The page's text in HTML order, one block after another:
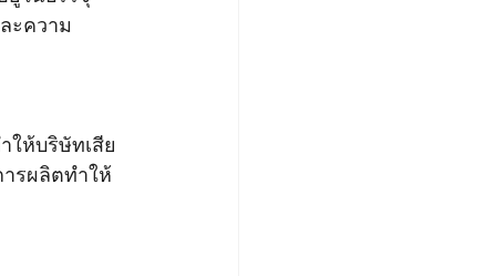
ะความ
รผลิตทำให้